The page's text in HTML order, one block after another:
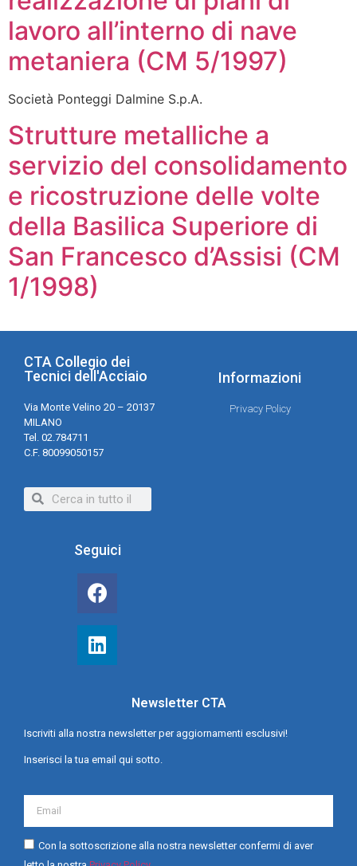
lavoro all’interno di nave
metaniera (CM 5/1997)
Società Ponteggi Dalmine S.p.A.
Strutture metalliche a
servizio del consolidamento
e ricostruzione delle volte
della Basilica Superiore di
San Francesco d’Assisi (CM
1/1998)
CTA Collegio dei
Tecnici dell'Acciaio
Via Monte Velino 20 – 20137
MILANO
Tel. 02.784711
C.F. 80099050157
Informazioni
Privacy Policy
Seguici
Newsletter CTA
Iscriviti alla nostra newsletter per aggiornamenti esclusivi!
Inserisci la tua email qui sotto.
Con la sottoscrizione alla nostra newsletter confermi di aver